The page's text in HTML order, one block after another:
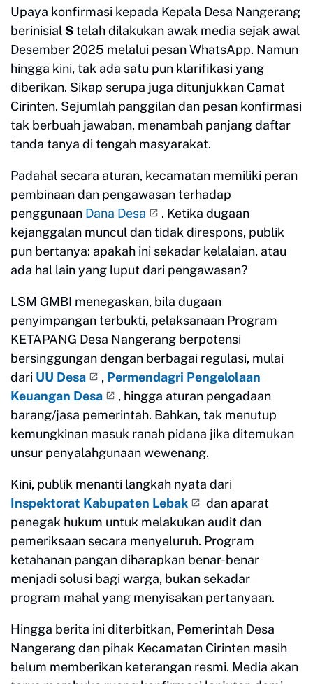
Upaya konfirmasi kepada Kepala Desa Nangerang
berinisial Stelah dilakukan awak media sejak awal
Desember 2025 melalui pesan WhatsApp. Namun
hingga kini, tak ada satu pun klarifikasi yang
diberikan. Sikap serupa juga ditunjukkan Camat
Cirinten. Sejumlah panggilan dan pesan konfirmasi
tak berbuah jawaban, menambah panjang daftar
tanda tanya di tengah masyarakat.
Padahal secara aturan, kecamatan memiliki peran
pembinaan dan pengawasan terhadap
penggunaan Dana Desa
. Ketika dugaan
kejanggalan muncul dan tidak direspons, publik
pun bertanya: apakah ini sekadar kelalaian, atau
ada hal lain yang luput dari pengawasan?
LSM GMBI menegaskan, bila dugaan
penyimpangan terbukti, pelaksanaan Program
KETAPANG Desa Nangerang berpotensi
bersinggungan dengan berbagai regulasi, mulai
dari UU Desa , Permendagri Pengelolaan
Keuangan Desa
, hingga aturan pengadaan
barang/jasa pemerintah. Bahkan, tak menutup
kemungkinan masuk ranah pidana jika ditemukan
unsur penyalahgunaan wewenang.
Kini, publik menanti langkah nyata dari
Inspektorat Kabupaten Lebak
dan aparat
penegak hukum untuk melakukan audit dan
pemeriksaan secara menyeluruh. Program
ketahanan pangan diharapkan benar-benar
menjadi solusi bagi warga, bukan sekadar
program mahal yang menyisakan pertanyaan.
Hingga berita ini diterbitkan, Pemerintah Desa
Nangerang dan pihak Kecamatan Cirinten masih
belum memberikan keterangan resmi. Media akan